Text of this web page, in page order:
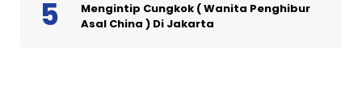
Mengintip Cungkok ( Wanita Penghibur
Asal China ) Di Jakarta